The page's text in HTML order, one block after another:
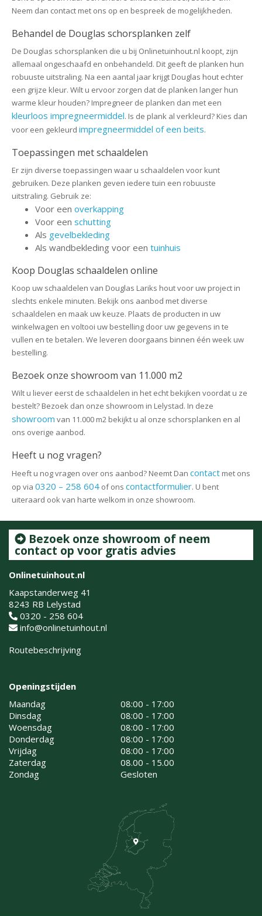
Neem dan contact met ons op en bespreek de mogelijkheden.
Behandel de Douglas schorsplanken zelf
De Douglas schorsplanken die u bij Onlinetuinhout.nl koopt, zijn
allemaal ongeschaafd en onbehandeld. Dit geeft de planken hun
robuuste uitstraling. Na een aantal jaar krijgt Douglas hout echter
een grijze kleur. Wilt u ervoor zorgen dat de planken langer hun
warme kleur houden? Impregneer de planken dan met een
kleurloos impregneermiddel. Is de plank al verkleurd? Kies dan
voor een gekleurd impregneermiddel of een beits.
Toepassingen met schaaldelen
Er zijn diverse toepassingen waar u schaaldelen voor kunt
gebruiken. Deze planken geven iedere tuin een robuuste
uitstraling. Gebruik ze:
Voor een overkapping
Voor een schutting
Als gevelbekleding
Als wandbekleding voor een tuinhuis
Koop Douglas schaaldelen online
Koop uw schaaldelen van Douglas Lariks hout voor uw project in
slechts enkele minuten. Bekijk ons aanbod met diverse
schaaldelen en maak uw keuze. Plaats de producten in uw
winkelwagen en voltooi uw bestelling door uw gegevens in te
vullen en te betalen. We leveren doorgaans binnen één week uw
bestelling.
Bezoek onze showroom van 11.000 m2
Wilt u liever eerst de schaaldelen in het echt bekijken voordat u ze
bestelt? Bezoek dan onze showroom in Lelystad. In deze
showroom van 11.000 m2 bekijkt u al onze schorsplanken en al
ons overige aanbod.
Heeft u nog vragen?
Heeft u nog vragen over ons aanbod? Neemt Dan contact met ons
op via 0320 – 258 604 of ons contactformulier. U bent
uiteraard ook van harte welkom in onze showroom.
Bezoek onze showroom of neem
contact op voor gratis advies
Onlinetuinhout.nl
Kaapstanderweg 41
8243 RB Lelystad
0320 - 258 604
info@onlinetuinhout.nl
Routebeschrijving
Openingstijden
Maandag
08:00 - 17:00
Dinsdag
08:00 - 17:00
Woensdag
08:00 - 17:00
Donderdag
08:00 - 17:00
Vrijdag
08:00 - 17:00
Zaterdag
08.00 - 15.00
Zondag
Gesloten